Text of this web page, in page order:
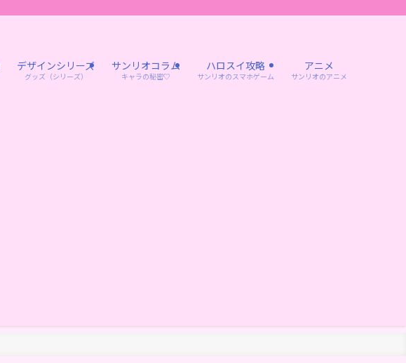
デザインシリーズ
グッズ（シリーズ）
サンリオコラム
キャラの秘密♡
ハロスイ攻略
サンリオのスマホゲーム
アニメ
サンリオのアニメ